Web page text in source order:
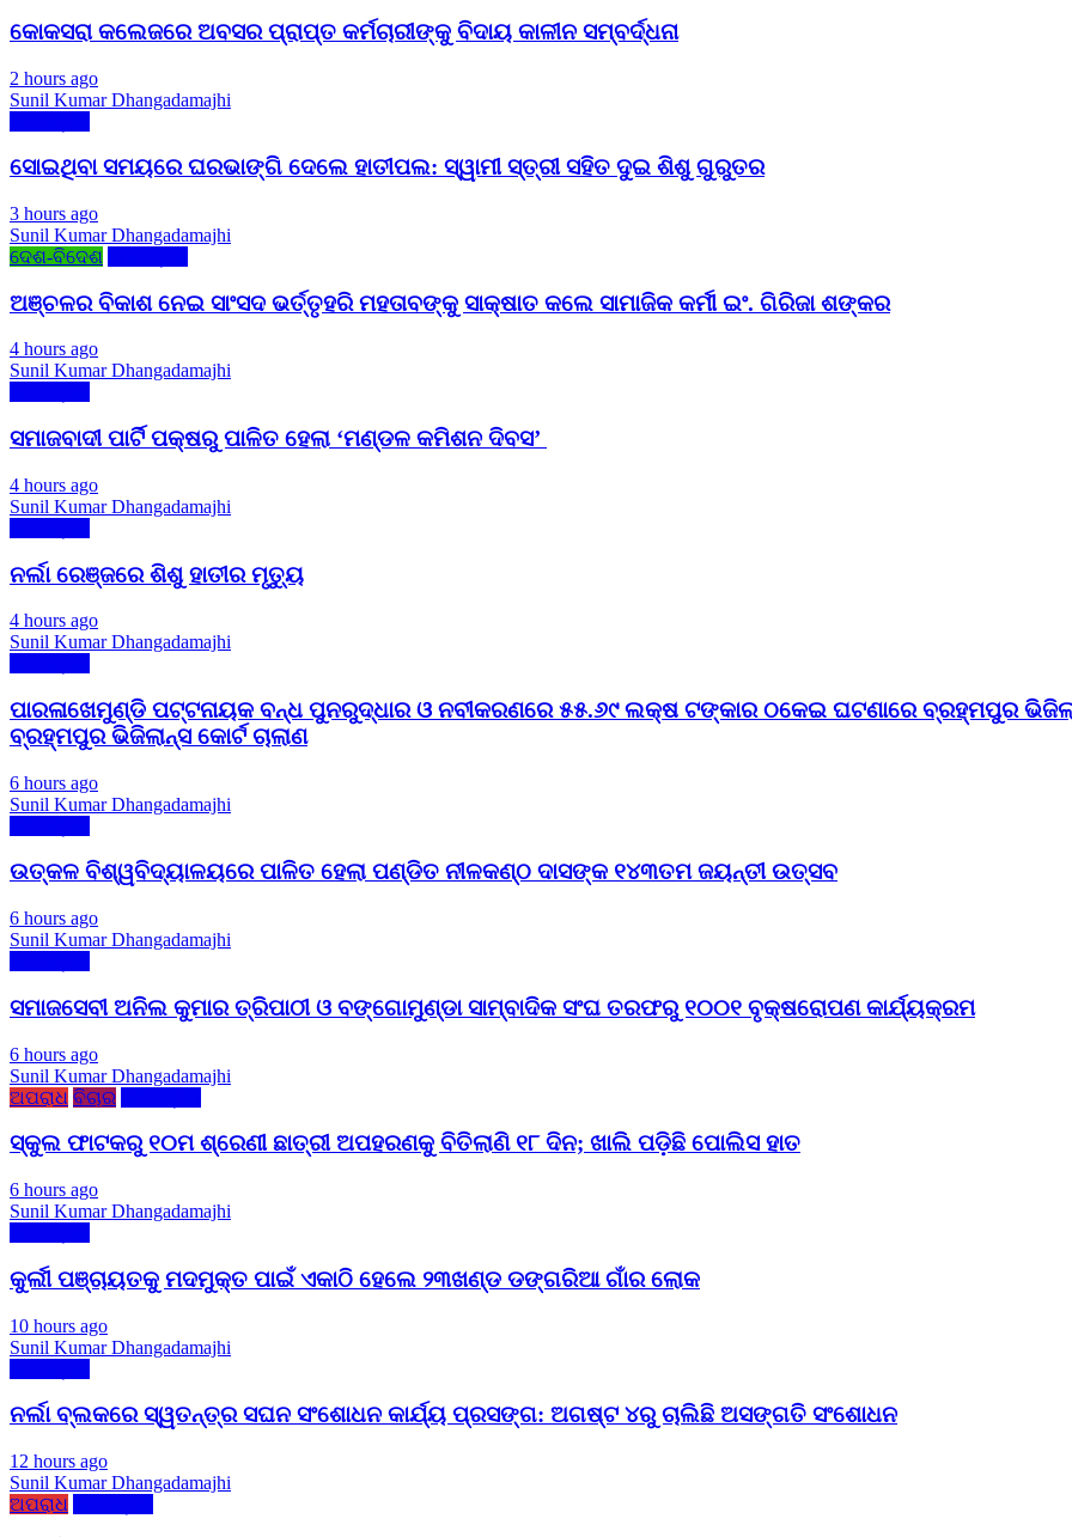
କୋକସରା କଲେଜରେ ଅବସର ପ୍ରାପ୍ତ କର୍ମଚାରୀଙ୍କୁ ବିଦାୟ କାଳୀନ ସମ୍ବର୍ଦ୍ଧନା
2 hours ago
Sunil Kumar Dhangadamajhi
ସୋଇଥିବା ସମୟରେ ଘରଭାଙ୍ଗି ଦେଲେ ହାତୀପଲ: ସ୍ୱାମୀ ସ୍ତ୍ରୀ ସହିତ ଦୁଇ ଶିଶୁ ଗୁରୁତର
3 hours ago
Sunil Kumar Dhangadamajhi
ଦେଶ-ବିଦେଶ
ଅଞ୍ଚଳର ବିକାଶ ନେଇ ସାଂସଦ ଭର୍ତ୍ତୃହରି ମହତାବଙ୍କୁ ସାକ୍ଷାତ କଲେ ସାମାଜିକ କର୍ମୀ ଇଂ. ଗିରିଜା ଶଙ୍କର
4 hours ago
Sunil Kumar Dhangadamajhi
ସମାଜବାଦୀ ପାର୍ଟି ପକ୍ଷରୁ ପାଳିତ ହେଲା ‘ମଣ୍ଡଳ କମିଶନ ଦିବସ’
4 hours ago
Sunil Kumar Dhangadamajhi
ନର୍ଲା ରେଞ୍ଜରେ ଶିଶୁ ହାତୀର ମୃତ୍ୟୁ
4 hours ago
Sunil Kumar Dhangadamajhi
ପାରଳାଖେମୁଣ୍ଡି ପଟ୍ଟନାୟକ ବନ୍ଧ ପୁନରୁଦ୍ଧାର ଓ ନବୀକରଣରେ ୫୫.୬୯ ଲକ୍ଷ ଟଙ୍କାର ଠକେଇ ଘଟଣାରେ ବ୍ରହ୍ମପୁର
ବ୍ରହ୍ମପୁର ଭିଜିଲାନ୍ସ କୋର୍ଟ ଚାଲାଣ
6 hours ago
Sunil Kumar Dhangadamajhi
ଉତ୍କଳ ବିଶ୍ୱବିଦ୍ୟାଳୟରେ ପାଳିତ ହେଲା ପଣ୍ଡିତ ନୀଳକଣ୍ଠ ଦାସଙ୍କ ୧୪୩ତମ ଜୟନ୍ତୀ ଉତ୍ସବ
6 hours ago
Sunil Kumar Dhangadamajhi
ସମାଜସେବୀ ଅନିଲ କୁମାର ତ୍ରିପାଠୀ ଓ ବଙ୍ଗୋମୁଣ୍ଡା ସାମ୍ବାଦିକ ସଂଘ ତରଫରୁ ୧୦୦୧ ବୃକ୍ଷରୋପଣ କାର୍ଯ୍ୟକ୍ରମ
6 hours ago
Sunil Kumar Dhangadamajhi
ଅପରାଧ ବିଚାର
ସ୍କୁଲ ଫାଟକରୁ ୧୦ମ ଶ୍ରେଣୀ ଛାତ୍ରୀ ଅପହରଣକୁ ବିତିଲାଣି ୧୮ ଦିନ; ଖାଲି ପଡ଼ିଛି ପୋଲିସ ହାତ
6 hours ago
Sunil Kumar Dhangadamajhi
କୁର୍ଲୀ ପଞ୍ଚାୟତକୁ ମଦମୁକ୍ତ ପାଇଁ ଏକାଠି ହେଲେ ୨୩ଖଣ୍ଡ ଡଙ୍ଗରିଆ ଗାଁର ଲୋକ
10 hours ago
Sunil Kumar Dhangadamajhi
ନର୍ଲା ବ୍ଲକରେ ସ୍ୱତନ୍ତ୍ର ସଘନ ସଂଶୋଧନ କାର୍ଯ୍ୟ ପ୍ରସଙ୍ଗ: ଅଗଷ୍ଟ ୪ରୁ ଚାଲିଛି ଅସଙ୍ଗତି ସଂଶୋଧନ
12 hours ago
Sunil Kumar Dhangadamajhi
ଅପରାଧ